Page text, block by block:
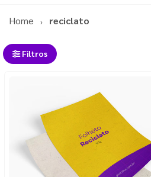
Home reciclato
Filtros